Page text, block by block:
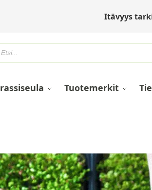
Itävyys
Tuotemerkit